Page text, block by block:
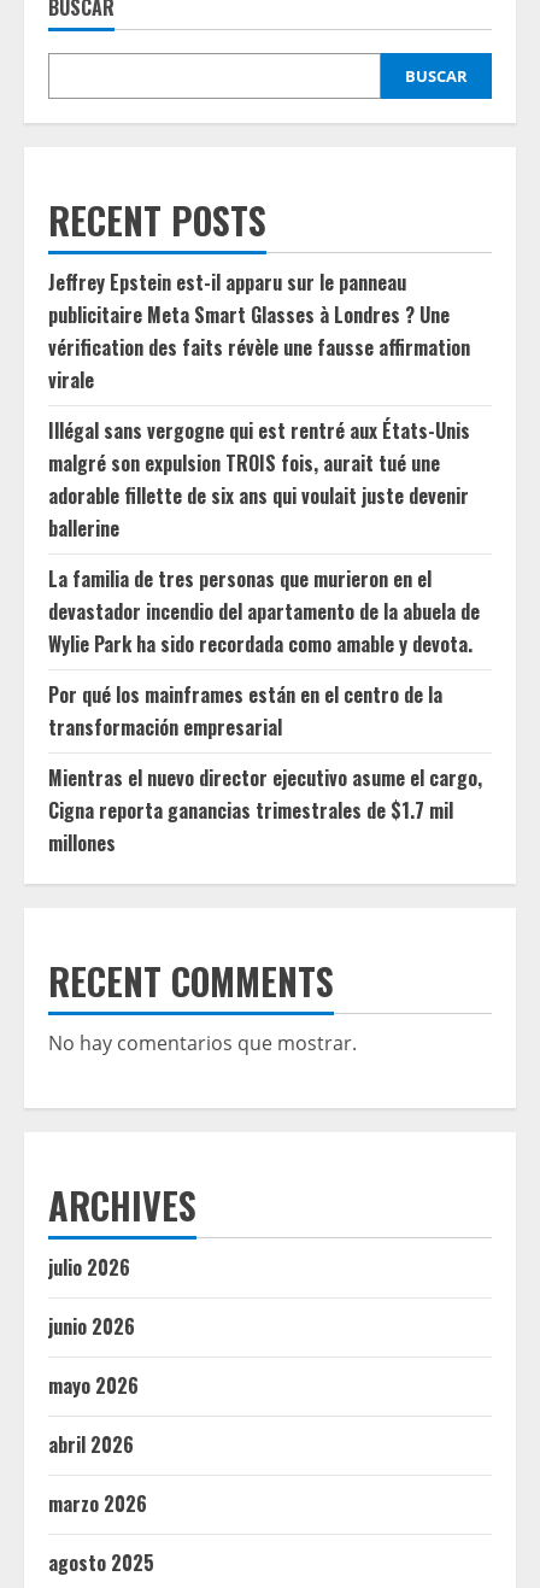
BUSCAR
BUSCAR
RECENT POSTS
Jeffrey Epstein est-il apparu sur le panneau
publicitaire Meta Smart Glasses à Londres ? Une
vérification des faits révèle une fausse affirmation
virale
Illégal sans vergogne qui est rentré aux États-Unis
malgré son expulsion TROIS fois, aurait tué une
adorable fillette de six ans qui voulait juste devenir
ballerine
La familia de tres personas que murieron en el
devastador incendio del apartamento de la abuela de
Wylie Park ha sido recordada como amable y devota.
Por qué los mainframes están en el centro de la
transformación empresarial
Mientras el nuevo director ejecutivo asume el cargo,
Cigna reporta ganancias trimestrales de $1.7 mil
millones
RECENT COMMENTS
No hay comentarios que mostrar.
ARCHIVES
julio 2026
junio 2026
mayo 2026
abril 2026
marzo 2026
agosto 2025